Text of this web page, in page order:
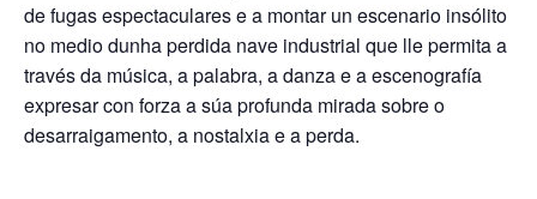
de fugas espectaculares e a montar un escenario insólito
no medio dunha perdida nave industrial que lle permita a
través da música, a palabra, a danza e a escenografía
expresar con forza a súa profunda mirada sobre o
desarraigamento, a nostalxia e a perda.